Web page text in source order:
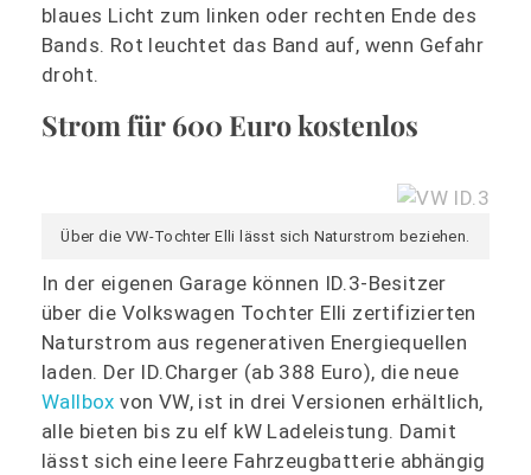
blaues Licht zum linken oder rechten Ende des
Bands. Rot leuchtet das Band auf, wenn Gefahr
droht.
Strom für 600 Euro kostenlos
Über die VW-Tochter Elli lässt sich Naturstrom beziehen.
In der eigenen Garage können ID.3-Besitzer
über die Volkswagen Tochter Elli zertifizierten
Naturstrom aus regenerativen Energiequellen
laden. Der ID.Charger (ab 388 Euro), die neue
Wallbox von VW, ist in drei Versionen erhältlich,
alle bieten bis zu elf kW Ladeleistung. Damit
lässt sich eine leere Fahrzeugbatterie abhängig